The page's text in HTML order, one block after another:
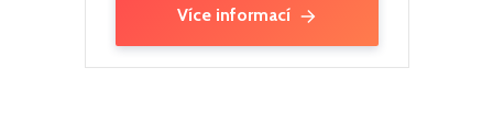
Více informací